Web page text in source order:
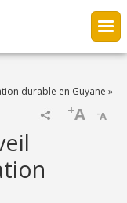
durable en Guyane »
-A
+A